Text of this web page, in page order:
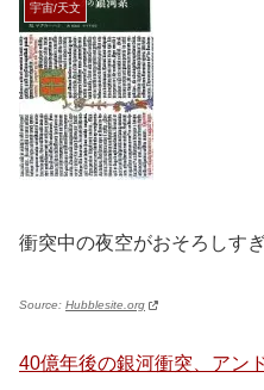
宇宙/天文
衝突中の夜空がおそろしすぎ
Source: Hubblesite.org
40億年後の銀河衝突、アン